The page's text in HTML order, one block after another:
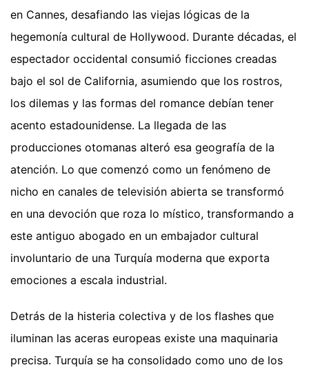
en Cannes, desafiando las viejas lógicas de la
hegemonía cultural de Hollywood. Durante décadas, el
espectador occidental consumió ficciones creadas
bajo el sol de California, asumiendo que los rostros,
los dilemas y las formas del romance debían tener
acento estadounidense. La llegada de las
producciones otomanas alteró esa geografía de la
atención. Lo que comenzó como un fenómeno de
nicho en canales de televisión abierta se transformó
en una devoción que roza lo místico, transformando a
este antiguo abogado en un embajador cultural
involuntario de una Turquía moderna que exporta
emociones a escala industrial.
Detrás de la histeria colectiva y de los flashes que
iluminan las aceras europeas existe una maquinaria
precisa. Turquía se ha consolidado como uno de los